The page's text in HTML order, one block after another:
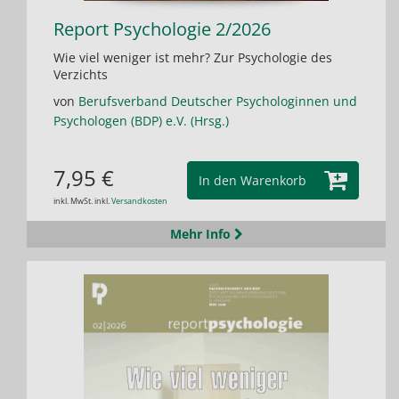
Report Psychologie 2/2026
Wie viel weniger ist mehr? Zur Psychologie des
Verzichts
von Berufsverband Deutscher Psychologinnen und
Psychologen (BDP) e.V. (Hrsg.)
In den Warenkorb
7,95 €
inkl. MwSt. inkl.Versandkosten
Mehr Info